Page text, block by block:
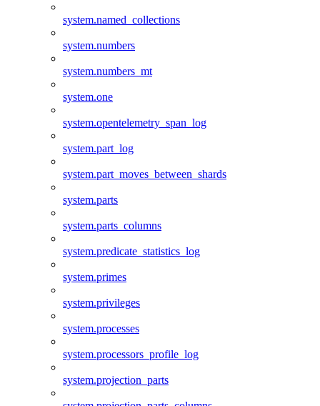
system.named_collections
system.numbers
system.numbers_mt
system.one
system.opentelemetry_span_log
system.part_log
system.part_moves_between_shards
system.parts
system.parts_columns
system.predicate_statistics_log
system.primes
system.privileges
system.processes
system.processors_profile_log
system.projection_parts